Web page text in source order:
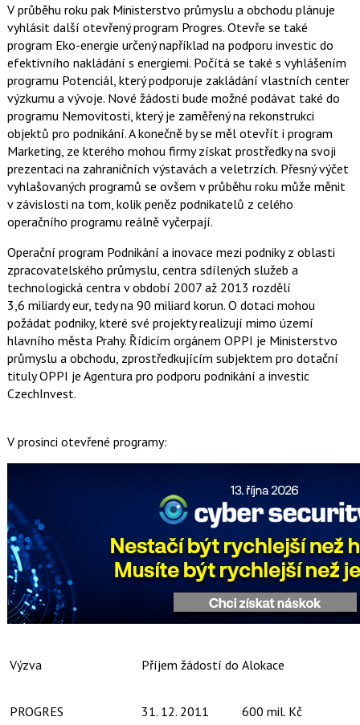
V průběhu roku pak Ministerstvo průmyslu a obchodu plánuje
vyhlásit další otevřený program Progres. Otevře se také
program Eko-energie určený například na podporu investic do
efektivního nakládání s energiemi. Počítá se také s vyhlášením
programu Potenciál, který podporuje zakládání vlastních center
výzkumu a vývoje. Nové žádosti bude možné podávat také do
programu Nemovitosti, který je zaměřený na rekonstrukci
objektů pro podnikání. A konečně by se měl otevřít i program
Marketing, ze kterého mohou firmy získat prostředky na svoji
prezentaci na zahraničních výstavách a veletrzích. Přesný výčet
vyhlašovaných programů se ovšem v průběhu roku může měnit
v závislosti na tom, kolik peněz podnikatelů z celého
operačního programu reálně vyčerpají.
Operační program Podnikání a inovace mezi podniky z oblasti
zpracovatelského průmyslu, centra sdílených služeb a
technologická centra v období 2007 až 2013 rozdělí
3,6 miliardy eur, tedy na 90 miliard korun. O dotaci mohou
požádat podniky, které své projekty realizují mimo území
hlavního města Prahy. Řídicím orgánem OPPI je Ministerstvo
průmyslu a obchodu, zprostředkujícím subjektem pro dotační
tituly OPPI je Agentura pro podporu podnikání a investic
CzechInvest.
V prosinci otevřené programy:
Výzva Příjem žádostí do Alokace
PROGRES 31. 12. 2011 600 mil. Kč